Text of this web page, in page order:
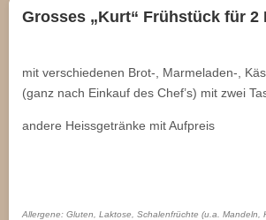
Grosses „Kurt“ Frühstück für 2
mit verschiedenen Brot-, Marmeladen-,
(ganz nach Einkauf des Chef’s) mit zwei
andere Heissgetränke mit Aufpreis
Allergene: Gluten, Laktose, Schalenfrüchte (u.a. Mandeln,